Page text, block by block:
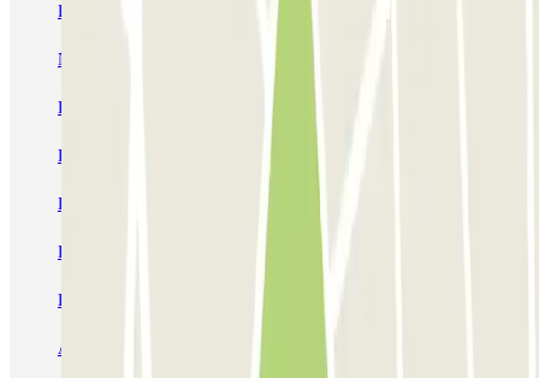
P6 Aéroport de Nice Côte d'Azur - Terminal 2 - Longue durée
Nicetoile ECTOR - Service Voiturier - Nice - T2
ECTOR - Service Voiturier - Nice - T1
Easy Parking Aéroport - Extérieur - Nice
Easy Parking Aéroport - Intérieur - Nice
Parking Port Lympia Nice Easy parking - Couvert
Blue Valet - Aéroport de Nice Côte d'Azur (NCE)
Azur Voiturier - Aéroport de Nice